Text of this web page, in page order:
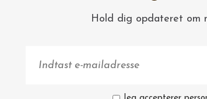
Hold dig opdateret om